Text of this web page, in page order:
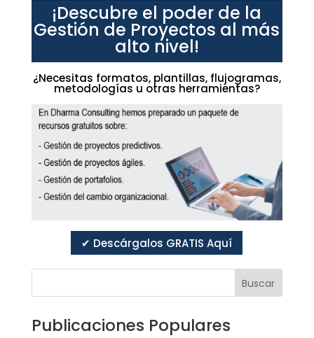
¡Descubre el poder de la
Gestión de Proyectos al más
alto nivel!
¿Necesitas formatos, plantillas, flujogramas,
metodologías u otras herramientas?
✔ Descárgalos GRATIS Aquí
Buscar
Publicaciones Populares